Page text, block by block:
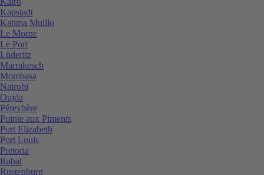
Kapstadt
Katima Mulilo
Le Morne
Le Port
Lüderitz
Marrakesch
Mombasa
Nairobi
Oujda
Péreybère
Pointe aux Piments
Port Elizabeth
Port Louis
Pretoria
Rabat
Rustenburg